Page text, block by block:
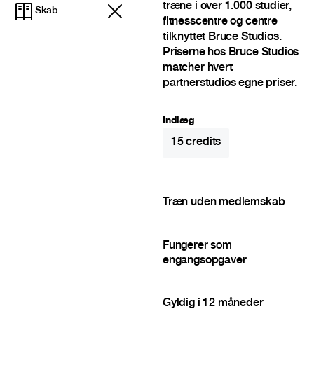
Skab
træne i over 1.000 studier,
fitnesscentre og centre
tilknyttet Bruce Studios.
Priserne hos Bruce Studios
matcher hvert
partnerstudios egne priser.
Indlæg
15credits
Træn uden medlemskab
Fungerer som
engangsopgaver
Gyldig i 12 måneder